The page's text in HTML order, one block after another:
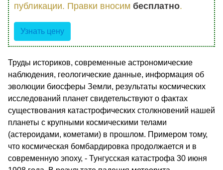
публикации. Правки вносим бесплатно.
Узнать цену
Труды историков, современные астрономические
наблюдения, геологические данные, информация об
эволюции биосферы Земли, результаты космических
исследований планет свидетельствуют о фактах
существования катастрофических столкновений нашей
планеты с крупными космическими телами
(астероидами, кометами) в прошлом. Примером тому,
что космическая бомбардировка продолжается и в
современную эпоху, - Тунгусская катастрофа 30 июня